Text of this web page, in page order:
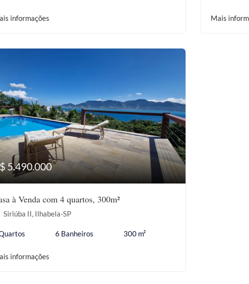
informações Mais
5.490.000
à Venda com 4 quartos, 300m²
Siriúba II, Ilhabela-SP
6 Banheiros 300 m²
informações